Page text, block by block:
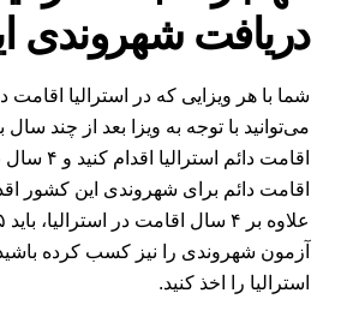
دریافت شهروندی
شما با هر ویزایی که در استرالیا اقامت
می‌توانید با توجه به ویزا بعد از چند
اقامت دائم
اقامت دائم برای شهروندی این کشور
آزمون شهروندی را نیز کسب کرده باشید
استرالیا را اخذ کنید.